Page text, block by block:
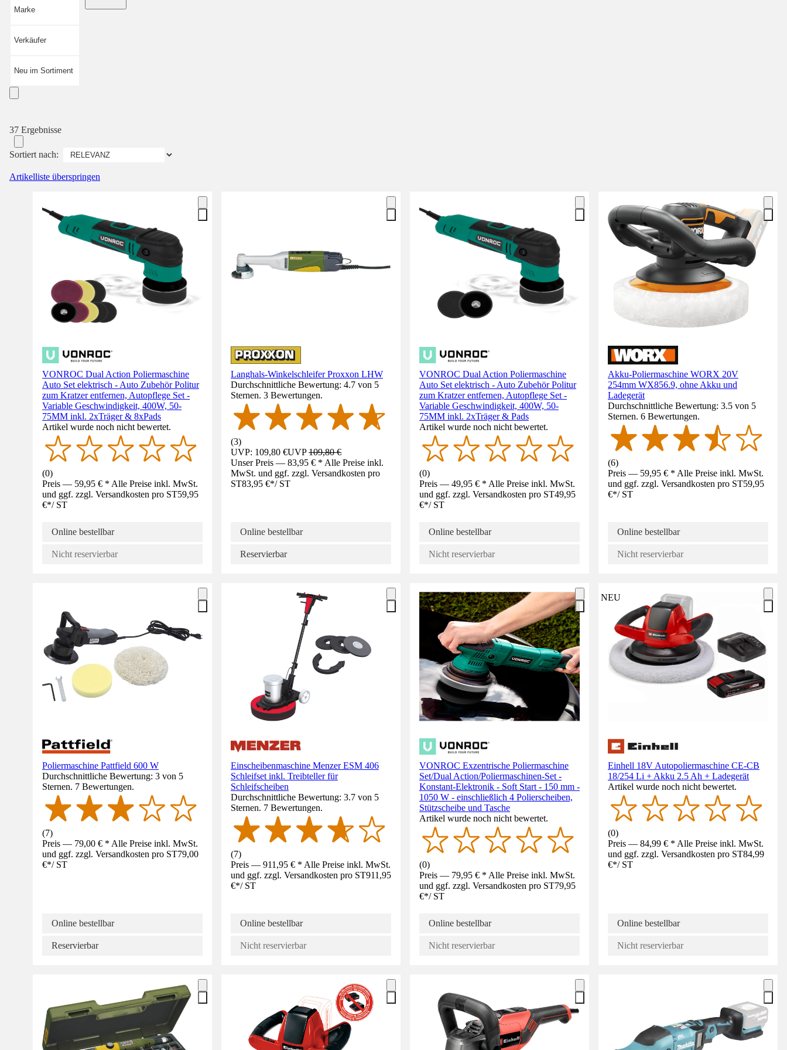
Marke
Verkäufer
Neu im Sortiment
37 Ergebnisse
Sortiert nach:
Artikelliste überspringen
VONROC Dual Action Poliermaschine
Auto Set elektrisch - Auto Zubehör Politur
zum Kratzer entfernen, Autopflege Set -
Variable Geschwindigkeit, 400W, 50-
75MM inkl. 2xTräger & 8xPads
Artikel wurde noch nicht bewertet.
(0)
Preis — 59,95 € * Alle Preise inkl. MwSt.
und ggf. zzgl. Versandkosten pro ST59,95
€*/ ST
Online bestellbar
Nicht reservierbar
Langhals-Winkelschleifer Proxxon LHW
Durchschnittliche Bewertung: 4.7 von 5
Sternen. 3 Bewertungen.
(3)
UVP: 109,80 €UVP109,80 €
Unser Preis — 83,95 € * Alle Preise inkl.
MwSt. und ggf. zzgl. Versandkosten pro
ST83,95 €*/ ST
Online bestellbar
Reservierbar
VONROC Dual Action Poliermaschine
Auto Set elektrisch - Auto Zubehör Politur
zum Kratzer entfernen, Autopflege Set -
Variable Geschwindigkeit, 400W, 50-
75MM inkl. 2xTräger & Pads
Artikel wurde noch nicht bewertet.
(0)
Preis — 49,95 € * Alle Preise inkl. MwSt.
und ggf. zzgl. Versandkosten pro ST49,95
€*/ ST
Online bestellbar
Nicht reservierbar
Akku-Poliermaschine WORX 20V
254mm WX856.9, ohne Akku und
Ladegerät
Durchschnittliche Bewertung: 3.5 von 5
Sternen. 6 Bewertungen.
(6)
Preis — 59,95 € * Alle Preise inkl. MwSt.
und ggf. zzgl. Versandkosten pro ST59,95
€*/ ST
Online bestellbar
Nicht reservierbar
Poliermaschine Pattfield 600 W
Durchschnittliche Bewertung: 3 von 5
Sternen. 7 Bewertungen.
(7)
Preis — 79,00 € * Alle Preise inkl. MwSt.
und ggf. zzgl. Versandkosten pro ST79,00
€*/ ST
Online bestellbar
Reservierbar
Einscheibenmaschine Menzer ESM 406
Schleifset inkl. Treibteller für
Schleifscheiben
Durchschnittliche Bewertung: 3.7 von 5
Sternen. 7 Bewertungen.
(7)
Preis — 911,95 € * Alle Preise inkl. MwSt.
und ggf. zzgl. Versandkosten pro ST911,95
€*/ ST
Online bestellbar
Nicht reservierbar
VONROC Exzentrische Poliermaschine
Set/Dual Action/Poliermaschinen-Set -
Konstant-Elektronik - Soft Start - 150 mm -
1050 W - einschließlich 4 Polierscheiben,
Stützscheibe und Tasche
Artikel wurde noch nicht bewertet.
(0)
Preis — 79,95 € * Alle Preise inkl. MwSt.
und ggf. zzgl. Versandkosten pro ST79,95
€*/ ST
Online bestellbar
Nicht reservierbar
NEU
Einhell 18V Autopoliermaschine CE-CB
18/254 Li + Akku 2.5 Ah + Ladegerät
Artikel wurde noch nicht bewertet.
(0)
Preis — 84,99 € * Alle Preise inkl. MwSt.
und ggf. zzgl. Versandkosten pro ST84,99
€*/ ST
Online bestellbar
Nicht reservierbar